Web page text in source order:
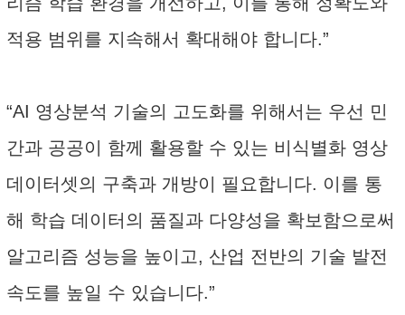
적용 범위를 지속해서 확대해야 합니다.”
“AI 영상분석 기술의 고도화를 위해서는 우선 민
간과 공공이 함께 활용할 수 있는 비식별화 영상
데이터셋의 구축과 개방이 필요합니다. 이를 통
해 학습 데이터의 품질과 다양성을 확보함으로써
알고리즘 성능을 높이고, 산업 전반의 기술 발전
속도를 높일 수 있습니다.”